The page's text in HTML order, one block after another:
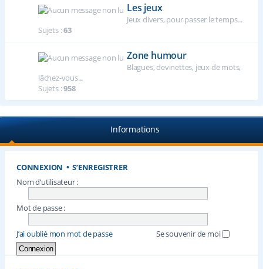
Les jeux
Jeux divers, pour passer le temps...
Sujets :63
Zone humour
Blagues, devinettes, jeux de mots,
lâchez-vous...
Sujets :958
Informations
CONNEXION •S’ENREGISTRER
Nom d’utilisateur :
Mot de passe :
J’ai oublié mon mot de passe Se souvenir de moi